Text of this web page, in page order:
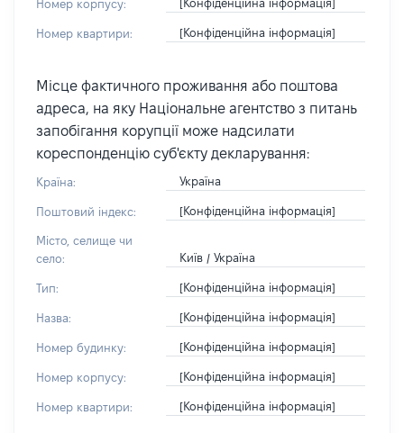
Номер корпусу: [Конфіденційна інформація]
Номер квартири: [Конфіденційна інформація]
Місце фактичного проживання або поштова
адреса, на яку Національне агентство з питань
запобігання корупції може надсилати
кореспонденцію суб'єкту декларування:
Країна: Україна
Поштовий індекс: [Конфіденційна інформація]
Місто, селище чи
село:
Київ / Україна
Тип: [Конфіденційна інформація]
Назва: [Конфіденційна інформація]
Номер будинку: [Конфіденційна інформація]
Номер корпусу: [Конфіденційна інформація]
Номер квартири: [Конфіденційна інформація]